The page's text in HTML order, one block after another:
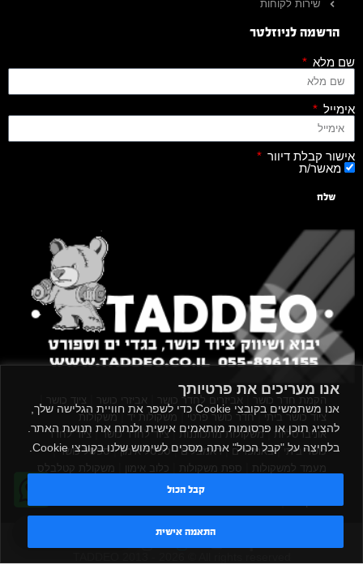
אנו מעריכים את פרטיותך
אנו משתמשים בקובצי Cookie כדי לשפר את חוויית הגלישה שלך,
להציג תוכן או פרסומות מותאמים אישית ולנתח את תנועת האתר.
בלחיצה על "קבל הכול" אתה מסכים לשימוש שלנו בקובצי Cookie.
התאמה אישית
קבל הכול
שירות לקוחות
הרשמה לניוזלטר
שם מלא
אימייל
אישור קבלת דיוור
מאשר/ת
שלח
הקמת חדר כושר אביזרים לחדר כושר אביזרי כושר ציוד כושר
ציוד כושר ביתי |חדר כושר פרטי | משקולות יד | משקולות
אוניברסליות |משקולות מתכווננות |ציוד לחדר כושר| ציוד לחדר
כושר ביתי |באמפרים |דאמבלים| ספסל אימון|ספסל כושר|
מעמד למשקולות ספת משקולות כלוב אימון משקולת קטלבלס
כלוב משקולות|ציוד ספורט